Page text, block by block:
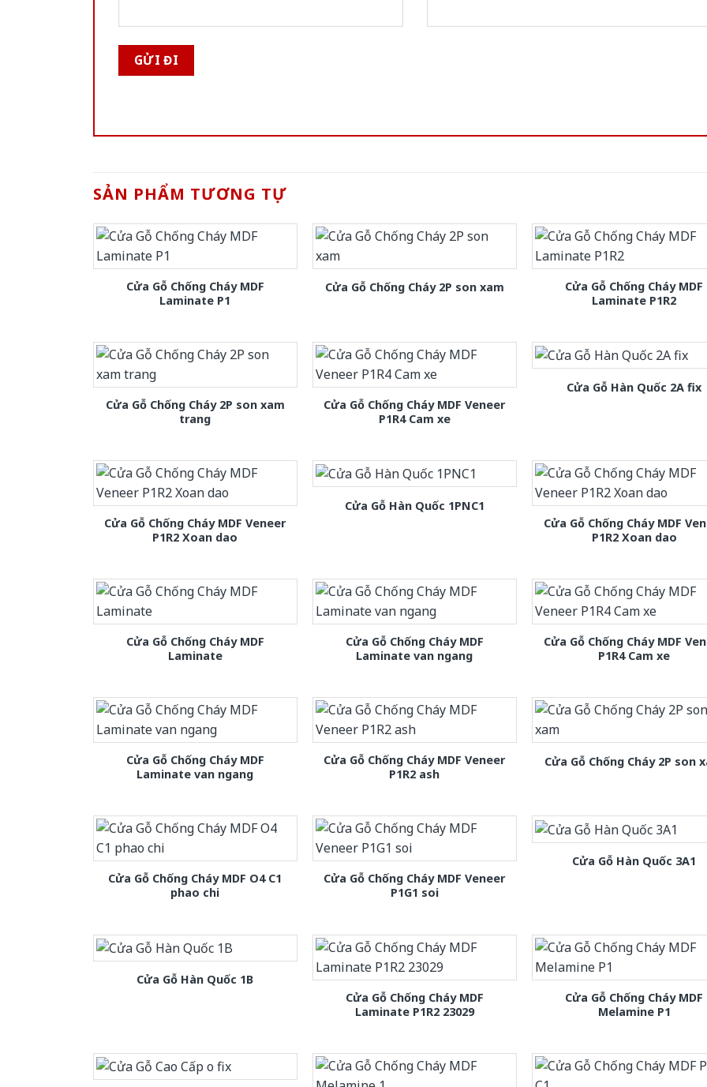
SẢN PHẨM TƯƠNG TỰ
Cửa Gỗ Chống Cháy MDF
Laminate P1
Cửa Gỗ Chống Cháy 2P son xam
Cửa Gỗ Chống Cháy MDF
Laminate P1R2
Cửa Gỗ Chống Cháy 2P son xam
trang
Cửa Gỗ Chống Cháy MDF Veneer
P1R4 Cam xe
Cửa Gỗ Hàn Quốc 2A fix
Cửa Gỗ Chống Cháy MDF Veneer
P1R2 Xoan dao
Cửa Gỗ Hàn Quốc 1PNC1
Cửa Gỗ Chống Cháy MDF
P1R2 Xoan dao
Cửa Gỗ Chống Cháy MDF
Laminate
Cửa Gỗ Chống Cháy MDF
Laminate van ngang
Cửa Gỗ Chống Cháy MDF
P1R4 Cam xe
Cửa Gỗ Chống Cháy MDF
Laminate van ngang
Cửa Gỗ Chống Cháy MDF Veneer
P1R2 ash
Cửa Gỗ Chống Cháy 2P son
Cửa Gỗ Chống Cháy MDF O4 C1
phao chi
Cửa Gỗ Chống Cháy MDF Veneer
P1G1 soi
Cửa Gỗ Hàn Quốc 3A1
Cửa Gỗ Hàn Quốc 1B
Cửa Gỗ Chống Cháy MDF
Laminate P1R2 23029
Cửa Gỗ Chống Cháy MDF
Melamine P1